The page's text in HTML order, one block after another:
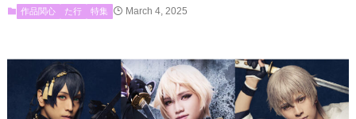
作品関心 た行 特集 March 4, 2025